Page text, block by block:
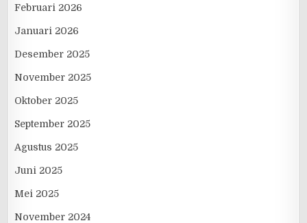
Februari 2026
Januari 2026
Desember 2025
November 2025
Oktober 2025
September 2025
Agustus 2025
Juni 2025
Mei 2025
November 2024